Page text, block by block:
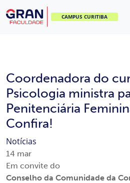
CAMPUS CURITIBA
Coordenadora do
Psicologia ministra
Penitenciária
Confira!
Notícias
14 mar
Em convite do
Conselho da Comunidade da